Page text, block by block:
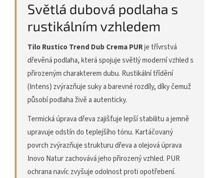
Světlá dubová podlaha s
rustikálním vzhledem
Tilo Rustico Trend Dub Crema PURje třívrstvá
dřevěná podlaha, která spojuje světlý moderní vzhled s
přirozeným charakterem dubu. Rustikální třídění
(Intens) zvýrazňuje suky a barevné rozdíly, díky čemuž
působí podlaha živě a autenticky.
Termická úprava dřeva zajišťuje lepší stabilitu a jemně
upravuje odstín do teplejšího tónu. Kartáčovaný
povrch zvýrazňuje strukturu dřeva a olejová úprava
Inovo Natur zachovává jeho přirozený vzhled. PUR
ochrana navíc zvyšuje odolnost proti opotřebení.